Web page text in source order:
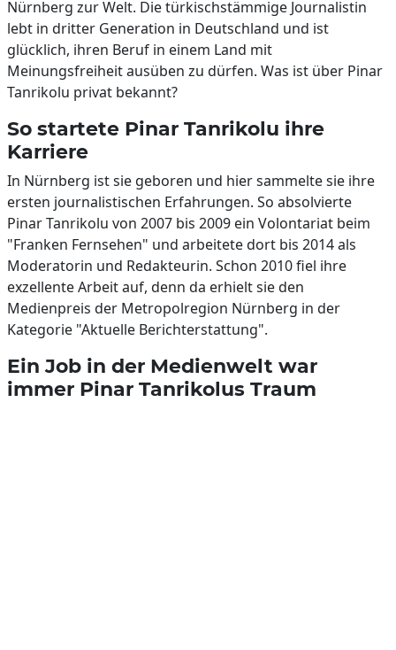
Nürnberg zur Welt. Die türkischstämmige Journalistin
lebt in dritter Generation in Deutschland und ist
glücklich, ihren Beruf in einem Land mit
Meinungsfreiheit ausüben zu dürfen. Was ist über Pinar
Tanrikolu privat bekannt?
So startete Pinar Tanrikolu ihre
Karriere
In Nürnberg ist sie geboren und hier sammelte sie ihre
ersten journalistischen Erfahrungen. So absolvierte
Pinar Tanrikolu von 2007 bis 2009 ein Volontariat beim
"Franken Fernsehen" und arbeitete dort bis 2014 als
Moderatorin und Redakteurin. Schon 2010 fiel ihre
exzellente Arbeit auf, denn da erhielt sie den
Medienpreis der Metropolregion Nürnberg in der
Kategorie "Aktuelle Berichterstattung".
Ein Job in der Medienwelt war
immer Pinar Tanrikolus Traum